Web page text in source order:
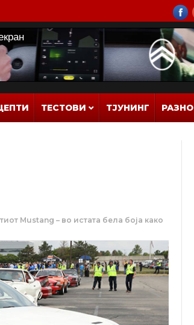
ТЕСТОВИ ТЈУНИНГ РАЗНО
Mustang – во истата бела боја како